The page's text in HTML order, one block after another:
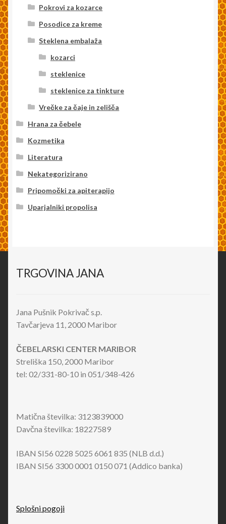
Pokrovi za kozarce
Posodice za kreme
Steklena embalaža
kozarci
steklenice
steklenice za tinkture
Vrečke za čaje in zelišča
Hrana za čebele
Kozmetika
Literatura
Nekategorizirano
Pripomočki za apiterapijo
Uparjalniki propolisa
TRGOVINA JANA
Jana Pušnik Pokrivač s.p.
Tavčarjeva 11, 2000 Maribor
ČEBELARSKI CENTER MARIBOR
Streliška 150, 2000 Maribor
tel: 02/331-80-10 in 051/348-426
Matična številka: 3123839000
Davčna številka: 18227589
IBAN SI56 0228 5025 6061 835 (NLB d.d.)
IBAN SI56 3300 0001 0150 071 (Addico banka)
Splošni pogoji